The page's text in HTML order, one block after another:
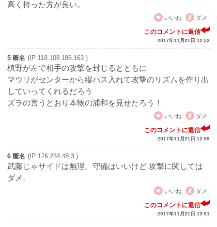
高く持った方が良い。
いいね
ダメ
このコメントに返信
2017年11月21日 12:52
5 匿名 (IP:118.108.186.163 )
槙野が左で相手の攻撃を封じるとともに
マウリがセンターから縦パス入れて攻撃のリズムを作り出
していってくれるだろう
ズラの言うとおり本物の浦和を見せたろう！
いいね
ダメ
このコメントに返信
2017年11月21日 12:59
6 匿名 (IP:126.234.48.3 )
武藤じゃサイドは無理。守備はいいけど 攻撃に関しては
ダメ。
いいね
ダメ
このコメントに返信
2017年11月21日 13:51